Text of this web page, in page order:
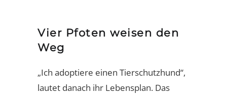
Vier Pfoten weisen den
Weg
„Ich adoptiere einen Tierschutzhund“,
lautet danach ihr Lebensplan. Das